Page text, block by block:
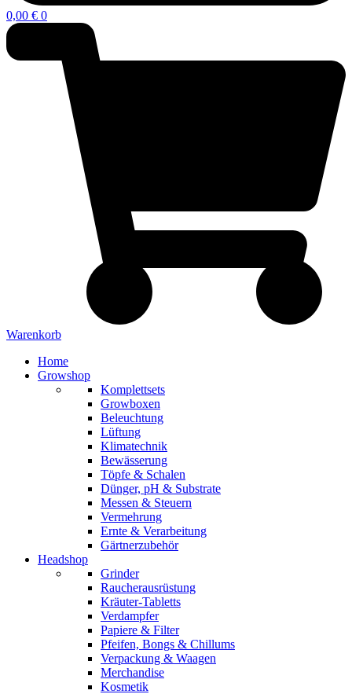
0,00 € 0
Warenkorb
Home
Growshop
Komplettsets
Growboxen
Beleuchtung
Lüftung
Klimatechnik
Bewässerung
Töpfe & Schalen
Dünger, pH & Substrate
Messen & Steuern
Vermehrung
Ernte & Verarbeitung
Gärtnerzubehör
Headshop
Grinder
Raucherausrüstung
Kräuter-Tabletts
Verdampfer
Papiere & Filter
Pfeifen, Bongs & Chillums
Verpackung & Waagen
Merchandise
Kosmetik